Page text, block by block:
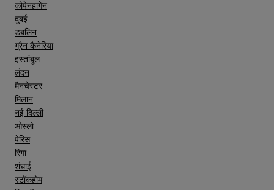
कोपेनहागेन
दुबई
डबलिन
ग्रैन कैनेरिया
इस्तांबूल
लंदन
मैनचेस्टर
मिलान
नई दिल्ली
ओस्लो
पेरिस
रिगा
शंघाई
स्टॉकहोम